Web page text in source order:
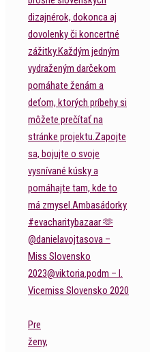
Pre
ženy,